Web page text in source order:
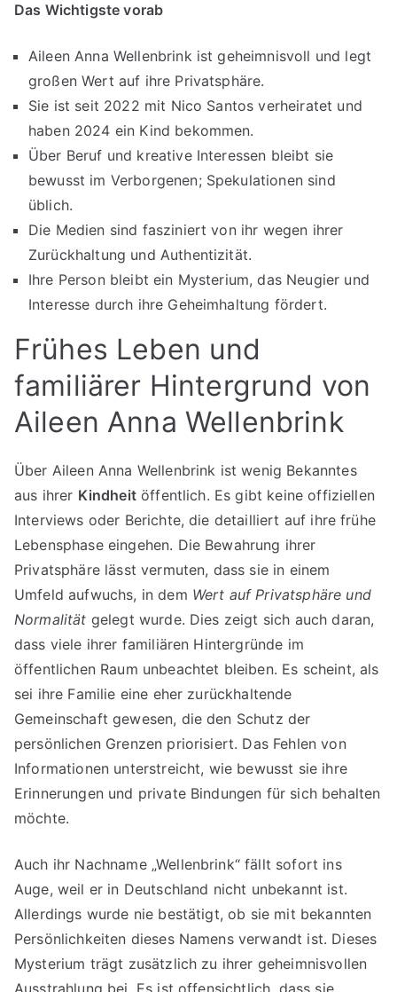
Das Wichtigste vorab
Aileen Anna Wellenbrink ist geheimnisvoll und legt
großen Wert auf ihre Privatsphäre.
Sie ist seit 2022 mit Nico Santos verheiratet und
haben 2024 ein Kind bekommen.
Über Beruf und kreative Interessen bleibt sie
bewusst im Verborgenen; Spekulationen sind
üblich.
Die Medien sind fasziniert von ihr wegen ihrer
Zurückhaltung und Authentizität.
Ihre Person bleibt ein Mysterium, das Neugier und
Interesse durch ihre Geheimhaltung fördert.
Frühes Leben und
familiärer Hintergrund von
Aileen Anna Wellenbrink
Über Aileen Anna Wellenbrink ist wenig Bekanntes
aus ihrer Kindheitöffentlich. Es gibt keine offiziellen
Interviews oder Berichte, die detailliert auf ihre frühe
Lebensphase eingehen. Die Bewahrung ihrer
Privatsphäre lässt vermuten, dass sie in einem
Umfeld aufwuchs, in dem Wert auf Privatsphäre und
Normalität gelegt wurde. Dies zeigt sich auch daran,
dass viele ihrer familiären Hintergründe im
öffentlichen Raum unbeachtet bleiben. Es scheint, als
sei ihre Familie eine eher zurückhaltende
Gemeinschaft gewesen, die den Schutz der
persönlichen Grenzen priorisiert. Das Fehlen von
Informationen unterstreicht, wie bewusst sie ihre
Erinnerungen und private Bindungen für sich behalten
möchte.
Auch ihr Nachname „Wellenbrink“ fällt sofort ins
Auge, weil er in Deutschland nicht unbekannt ist.
Allerdings wurde nie bestätigt, ob sie mit bekannten
Persönlichkeiten dieses Namens verwandt ist. Dieses
Mysterium trägt zusätzlich zu ihrer geheimnisvollen